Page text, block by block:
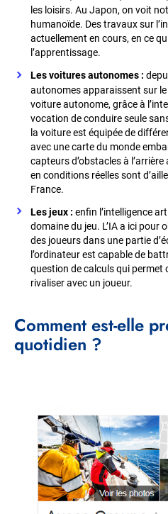
les loisirs. Au Japon, on voit
humanoïde. Des travaux sur
actuellement en cours, en ce
l’apprentissage.
Les voitures autonomes :
autonomes apparaissent sur
voiture autonome, grâce à
vocation de conduire seule
la voiture est équipée de
avec une carte du monde
capteurs d’obstacles à
en conditions réelles sont
France.
Les jeux : enfin l’intelligence
domaine du jeu. L’IA a ici pour
des joueurs dans une partie
l’ordinateur est capable de
question de calculs qui permet
rivaliser avec un joueur.
Comment est-elle
quotidien ?